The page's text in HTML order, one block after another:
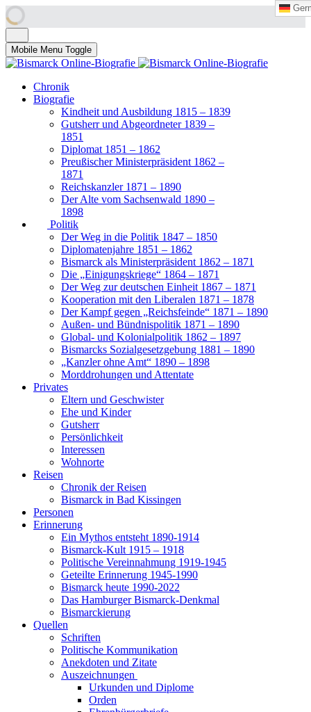
Mobile Menu Toggle
Chronik
Biografie
Kindheit und Ausbildung 1815 – 1839
Gutsherr und Abgeordneter 1839 –
1851
Diplomat 1851 – 1862
Preußischer Ministerpräsident 1862 –
1871
Reichskanzler 1871 – 1890
Der Alte vom Sachsenwald 1890 –
1898
Politik
Der Weg in die Politik 1847 – 1850
Diplomatenjahre 1851 – 1862
Bismarck als Ministerpräsident 1862 – 1871
Die „Einigungskriege“ 1864 – 1871
Der Weg zur deutschen Einheit 1867 – 1871
Kooperation mit den Liberalen 1871 – 1878
Der Kampf gegen „Reichsfeinde“ 1871 – 1890
Außen- und Bündnispolitik 1871 – 1890
Global- und Kolonialpolitik 1862 – 1897
Bismarcks Sozialgesetzgebung 1881 – 1890
„Kanzler ohne Amt“ 1890 – 1898
Morddrohungen und Attentate
Privates
Eltern und Geschwister
Ehe und Kinder
Gutsherr
Persönlichkeit
Interessen
Wohnorte
Reisen
Chronik der Reisen
Bismarck in Bad Kissingen
Personen
Erinnerung
Ein Mythos entsteht 1890-1914
Bismarck-Kult 1915 – 1918
Politische Vereinnahmung 1919-1945
Geteilte Erinnerung 1945-1990
Bismarck heute 1990-2022
Das Hamburger Bismarck-Denkmal
Bismarckierung
Quellen
Schriften
Politische Kommunikation
Anekdoten und Zitate
Auszeichnungen
Urkunden und Diplome
Orden